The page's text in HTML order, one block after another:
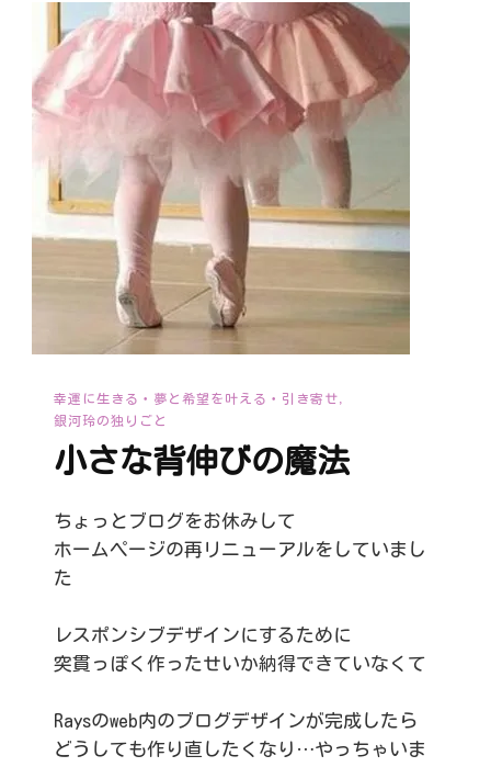
幸運に生きる・夢と希望を叶える・引き寄せ
銀河玲の独りごと
小さな背伸びの魔法
ちょっとブログをお休みして
ホームページの再リニューアルをしていまし
た
レスポンシブデザインにするために
突貫っぽく作ったせいか納得できていなくて
Raysのweb内のブログデザインが完成したら
どうしても作り直したくなり…やっちゃいま